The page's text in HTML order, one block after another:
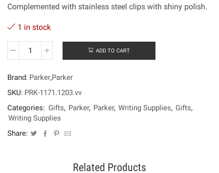
Complemented with stainless steel clips with shiny polish.
1 in stock
Parker
Violet
CT[BP]
ADD TO CART
Brand: Parker,Parker
SKU: PRK-1171.1203.vv
Categories: Gifts, Parker, Parker, Writing Supplies, Gifts,
Writing Supplies
Share:
Related Products